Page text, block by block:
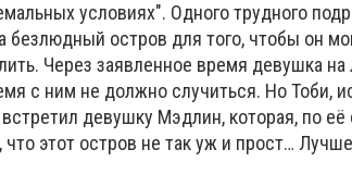
условиях". Одного трудного
безлюдный остров для того, чтобы он
Через заявленное время девушка на
с ним не должно случиться. Но Тоби,
девушку Мэдлин, которая, по её
что этот остров не так уж и прост…